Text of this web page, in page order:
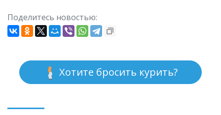
Поделитесь новостью:
Хотите бросить курить?